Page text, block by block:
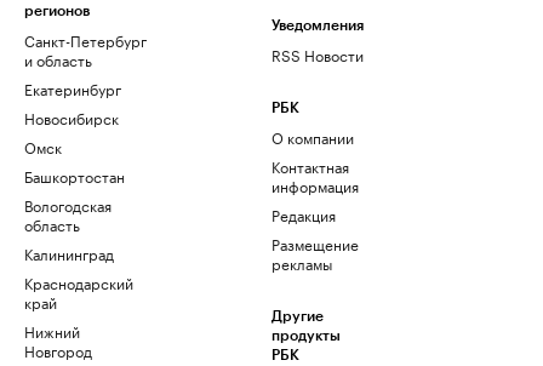
регионов
Санкт-Петербург
и область
Екатеринбург
Новосибирск
Омск
Башкортостан
Вологодская
область
Калининград
Краснодарский
край
Нижний
Новгород
Уведомления
RSS Новости
РБК
О компании
Контактная
информация
Редакция
Размещение
рекламы
Другие
продукты
РБК